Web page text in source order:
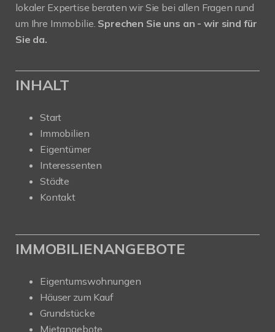
lokaler Expertise beraten wir Sie bei allen Fragen rund
um Ihre Immobilie. Sprechen Sie uns an - wir sind für
Sie da.
INHALT
Start
Immobilien
Eigentümer
Interessenten
Städte
Kontakt
IMMOBILIENANGEBOTE
Eigentumswohnungen
Häuser zum Kauf
Grundstücke
Mietangebote